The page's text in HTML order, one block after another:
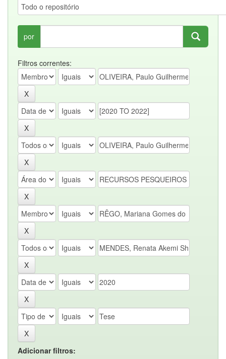
por
Filtros correntes:
Adicionar filtros: